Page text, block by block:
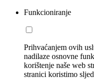
Funkcioniranje
Prihvaćanjem ovih
nadilaze osnovne
korištenje naše web
stranici koristimo